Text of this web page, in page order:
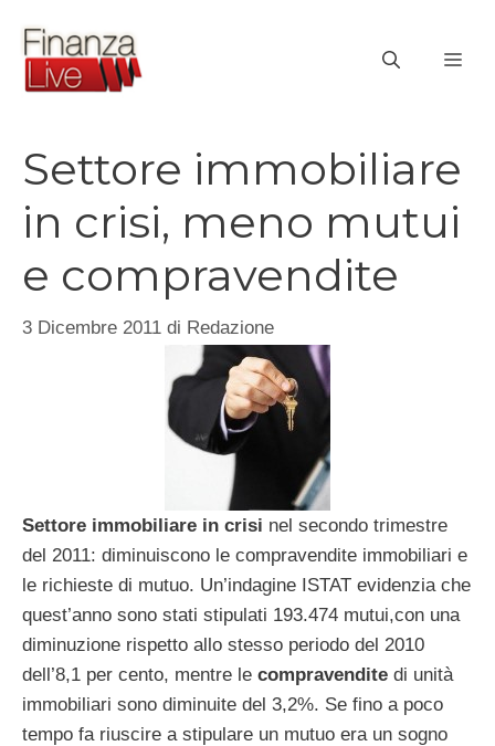
contenuto
Settore immobiliare
in crisi, meno mutui
e compravendite
3 Dicembre 2011 di Redazione
Settore immobiliare in crisi nel secondo trimestre
del 2011: diminuiscono le compravendite immobiliari e
le richieste di mutuo. Un’indagine ISTAT evidenzia che
quest’anno sono stati stipulati 193.474 mutui,con una
diminuzione rispetto allo stesso periodo del 2010
dell’8,1 per cento, mentre le compravendite di unità
immobiliari sono diminuite del 3,2%. Se fino a poco
tempo fa riuscire a stipulare un mutuo era un sogno